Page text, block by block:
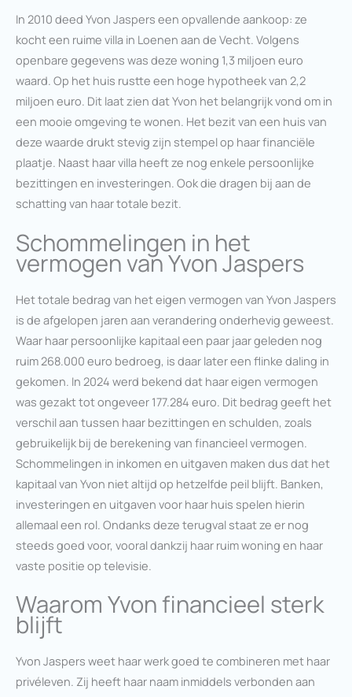
In 2010 deed Yvon Jaspers een opvallende aankoop: ze
kocht een ruime villa in Loenen aan de Vecht. Volgens
openbare gegevens was deze woning 1,3 miljoen euro
waard. Op het huis rustte een hoge hypotheek van 2,2
miljoen euro. Dit laat zien dat Yvon het belangrijk vond om in
een mooie omgeving te wonen. Het bezit van een huis van
deze waarde drukt stevig zijn stempel op haar financiële
plaatje. Naast haar villa heeft ze nog enkele persoonlijke
bezittingen en investeringen. Ook die dragen bij aan de
schatting van haar totale bezit.
Schommelingen in het
vermogen van Yvon Jaspers
Het totale bedrag van het eigen vermogen van Yvon Jaspers
is de afgelopen jaren aan verandering onderhevig geweest.
Waar haar persoonlijke kapitaal een paar jaar geleden nog
ruim 268.000 euro bedroeg, is daar later een flinke daling in
gekomen. In 2024 werd bekend dat haar eigen vermogen
was gezakt tot ongeveer 177.284 euro. Dit bedrag geeft het
verschil aan tussen haar bezittingen en schulden, zoals
gebruikelijk bij de berekening van financieel vermogen.
Schommelingen in inkomen en uitgaven maken dus dat het
kapitaal van Yvon niet altijd op hetzelfde peil blijft. Banken,
investeringen en uitgaven voor haar huis spelen hierin
allemaal een rol. Ondanks deze terugval staat ze er nog
steeds goed voor, vooral dankzij haar ruim woning en haar
vaste positie op televisie.
Waarom Yvon financieel sterk
blijft
Yvon Jaspers weet haar werk goed te combineren met haar
privéleven. Zij heeft haar naam inmiddels verbonden aan